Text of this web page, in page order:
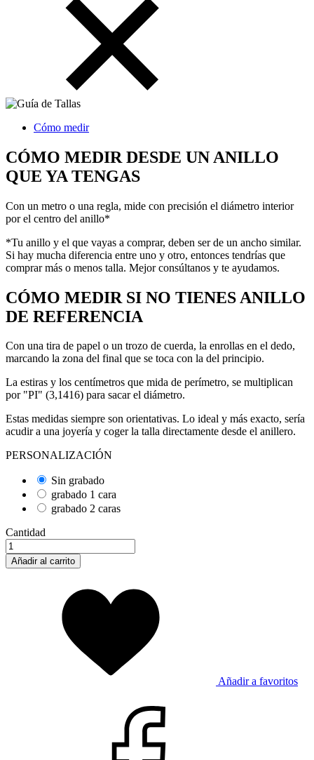
Cómo medir
CÓMO MEDIR DESDE UN ANILLO
QUE YA TENGAS
Con un metro o una regla, mide con precisión el diámetro interior
por el centro del anillo*
*Tu anillo y el que vayas a comprar, deben ser de un ancho similar.
Si hay mucha diferencia entre uno y otro, entonces tendrías que
comprar más o menos talla. Mejor consúltanos y te ayudamos.
CÓMO MEDIR SI NO TIENES ANILLO
DE REFERENCIA
Con una tira de papel o un trozo de cuerda, la enrollas en el dedo,
marcando la zona del final que se toca con la del principio.
La estiras y los centímetros que mida de perímetro, se multiplican
por "PI" (3,1416) para sacar el diámetro.
Estas medidas siempre son orientativas. Lo ideal y más exacto, sería
acudir a una joyería y coger la talla directamente desde el anillero.
PERSONALIZACIÓN
Sin grabado
grabado 1 cara
grabado 2 caras
Cantidad
Añadir al carrito
Añadir a favoritos